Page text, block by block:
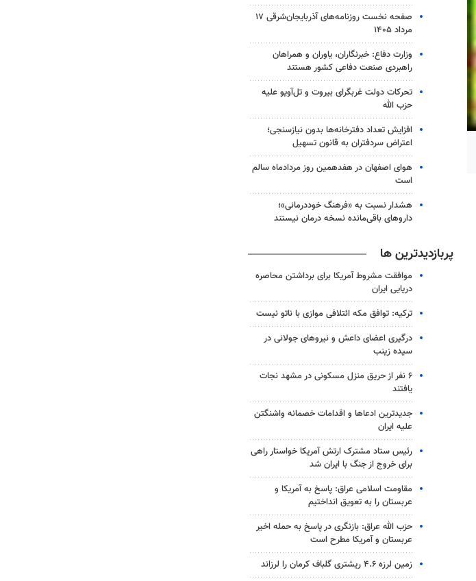
صفحه نخست روزنامه‌های آذربایجان‌شرقی ۱۷
مرداد ۱۴۰۵
وزارت دفاع: خبرنگاران، یاوران و همراهان
راهبردی صنعت دفاعی کشور هستند
تحرکات دولت غربگرای بیروت و تل‌آویو علیه
حزب الله
افزایش تعداد دفترخانه‌ها بدون نیازسنجی؛
اعتراض سردفتران به قانون تسهیل
هوای اصفهان در هفدهمین روز مردادماه سالم
است
هشدار نسبت به «فرهنگ خوددرمانی»؛
داروهای باقی‌مانده نسخه درمان نیستند
پربازدیدترین ها
موافقت مشروط آمریکا برای برداشتن محاصره
دریایی ایران
ترکیه: توافق مکه ائتلافی موازی با ناتو نیست
درگیری اعضای داعش و نیروهای جولانی در
سیده زینب
۶ نفر از حریق منزل مسکونی در مشهد نجات
یافتند
جدیدترین ادعاها و اقدامات خصمانه واشنگتن
علیه ایران
رئیس ستاد مشترک ارتش آمریکا خواستار راهی
برای خروج از جنگ با ایران شد
مقاومت اسلامی عراق: پاسخ به آمریکا و
عربستان را به تعویق انداختیم
حزب الله عراق: بازنگری در پاسخ به حمله اخیر
عربستان و آمریکا مطرح است
زمین لرزه ۴.۶ ریشتری گلباف کرمان را لرزاند